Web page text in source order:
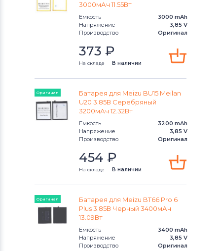
Аккумуляторы для смартфонов
Аккумуляторы для смартфонов
Apple
Аккумуляторы для смартфоновLG
Аккумуляторы для смартфонов
Sony Ericsson
Аккумуляторы для смартфонов
Samsung
Аккумуляторы для смартфонов
3000мАч 11.55Вт
Емкость
3000 mAh
Напряжение
3,85 V
Производство
Оригинал
373 ₽
На складе В наличии
Оригинал
Батарея для Meizu BU15 Meilan
U20 3.85В Серебряный
3200мАч 12.32Вт
Емкость
3200 mAh
Напряжение
3,85 V
Производство
Оригинал
454 ₽
На складе В наличии
Оригинал
Батарея для Meizu BT66 Pro 6
Plus 3.85В Черный 3400мАч
13.09Вт
Емкость
3400 mAh
Напряжение
3,85 V
Производство
Оригинал